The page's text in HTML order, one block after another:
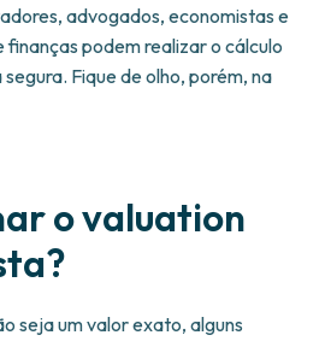
advogados, economistas e
finanças podem realizar o cálculo
Fique de olho, porém, na
o valuation
seja um valor exato, alguns